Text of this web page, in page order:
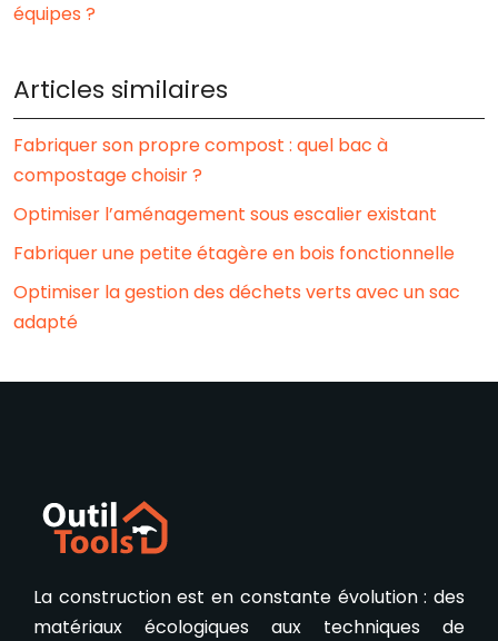
équipes ?
Articles similaires
Fabriquer son propre compost : quel bac à
compostage choisir ?
Optimiser l’aménagement sous escalier existant
Fabriquer une petite étagère en bois fonctionnelle
Optimiser la gestion des déchets verts avec un sac
adapté
La construction est en constante évolution : des
matériaux écologiques aux techniques de